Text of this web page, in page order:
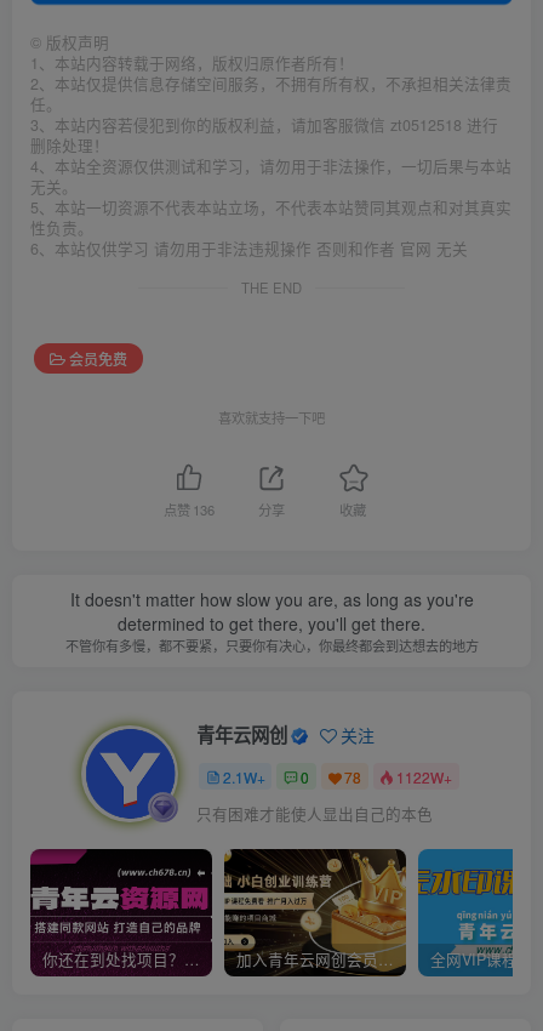
© 版权声明
1、本站内容转载于网络，版权归原作者所有！
2、本站仅提供信息存储空间服务，不拥有所有权，不承担相关法律责
任。
3、本站内容若侵犯到你的版权利益，请加客服微信 zt0512518 进行
删除处理！
4、本站全资源仅供测试和学习，请勿用于非法操作，一切后果与本站
无关。
5、本站一切资源不代表本站立场，不代表本站赞同其观点和对其真实
性负责。
6、本站仅供学习 请勿用于非法违规操作 否则和作者 官网 无关
THE END
会员免费
喜欢就支持一下吧
点赞 136 分享 收藏
It doesn't matter how slow you are, as long as you're
determined to get there, you'll get there.
不管你有多慢，都不要紧，只要你有决心，你最终都会到达想去的地方
青年云网创 关注
2.1W+ 0 78 1122W+
只有困难才能使人显出自己的本色
你还在到处找项目？还在当韭菜？我靠卖项目一个月收入5万+，曾经我也是个失败者。 加入青年云网创会员，全站资源免费学习。加入高级合伙人，推广日入1000+